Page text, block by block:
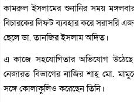
কামরুল ইসলামের শুনানির সময়
বিচারকের লিফট ব্যবহার করে সরাসরি
ছেলে ডা. তানজির ইসলাম অদিত।
এ কাজে সহযোগিতার অভিযোগ
নেজারত বিভাগের নাজির শাহ্ মো.
সঙ্গে কোলাকুলিও করেছেন তিনি।